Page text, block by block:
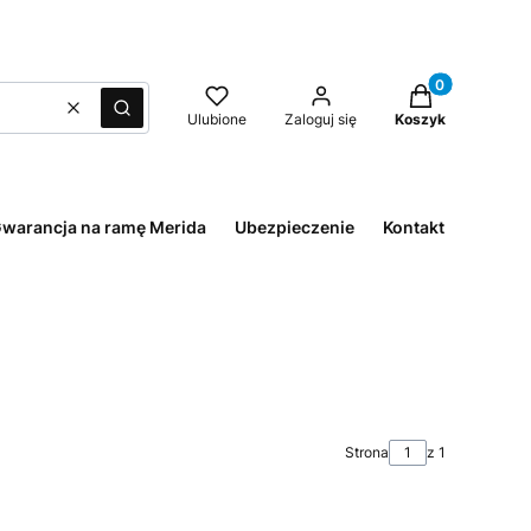
WyczyśćSzukaj Ulubione Zaloguj się
Produkty w
Koszyk
na ramę Merida Ubezpieczenie Kontakt
Strona z 1